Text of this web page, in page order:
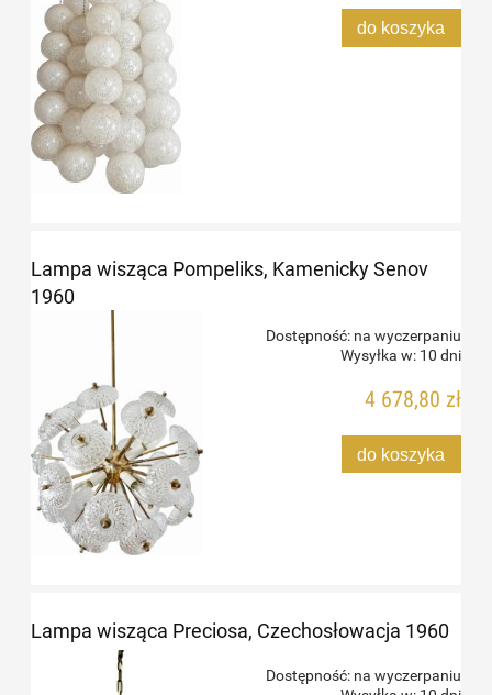
do koszyka
Lampa wisząca Pompeliks, Kamenicky Senov
1960
Dostępność: na wyczerpaniu
Wysyłka w: 10 dni
4 678,80 zł
do koszyka
Lampa wisząca Preciosa, Czechosłowacja 1960
Dostępność: na wyczerpaniu